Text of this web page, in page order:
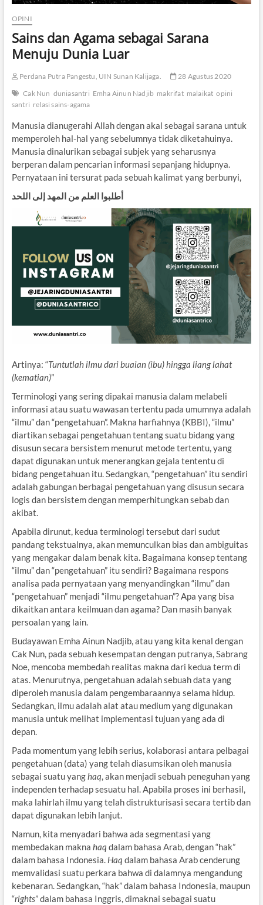
OPINI
Sains dan Agama sebagai Sarana
Menuju Dunia Luar
Perdana Putra Pangestu, UIN Sunan Kalijaga.
28 Agustus 2020
Cak Nun duniasantri Emha Ainun Nadjib makrifat malaikat opini
santri relasi sains-agama
Manusia dianugerahi Allah dengan akal sebagai sarana untuk
memperoleh hal-hal yang sebelumnya tidak diketahuinya.
Manusia dinalurikan sebagai subjek yang seharusnya
berperan dalam pencarian informasi sepanjang hidupnya.
Pernyataan ini tersurat pada sebuah kalimat yang berbunyi,
أطلبوا العلم من المهد إلى اللحد
Artinya: “Tuntutlah ilmu dari buaian (ibu) hingga liang lahat
(kematian)”
Terminologi yang sering dipakai manusia dalam melabeli
informasi atau suatu wawasan tertentu pada umumnya adalah
“ilmu” dan “pengetahuan”. Makna harfiahnya (KBBI), “ilmu”
diartikan sebagai pengetahuan tentang suatu bidang yang
disusun secara bersistem menurut metode tertentu, yang
dapat digunakan untuk menerangkan gejala tententu di
bidang pengetahuan itu. Sedangkan, “pengetahuan” itu sendiri
adalah gabungan berbagai pengetahuan yang disusun secara
logis dan bersistem dengan memperhitungkan sebab dan
akibat.
Apabila dirunut, kedua terminologi tersebut dari sudut
pandang tekstualnya, akan memunculkan bias dan ambiguitas
yang mengakar dalam benak kita. Bagaimana konsep tentang
“ilmu” dan “pengetahuan” itu sendiri? Bagaimana respons
analisa pada pernyataan yang menyandingkan “ilmu” dan
“pengetahuan” menjadi “ilmu pengetahuan”? Apa yang bisa
dikaitkan antara keilmuan dan agama? Dan masih banyak
persoalan yang lain.
Budayawan Emha Ainun Nadjib, atau yang kita kenal dengan
Cak Nun, pada sebuah kesempatan dengan putranya, Sabrang
Noe, mencoba membedah realitas makna dari kedua term di
atas. Menurutnya, pengetahuan adalah sebuah data yang
diperoleh manusia dalam pengembaraannya selama hidup.
Sedangkan, ilmu adalah alat atau medium yang digunakan
manusia untuk melihat implementasi tujuan yang ada di
depan.
Pada momentum yang lebih serius, kolaborasi antara pelbagai
pengetahuan (data) yang telah diasumsikan oleh manusia
sebagai suatu yanghaq, akan menjadi sebuah peneguhan yang
independen terhadap sesuatu hal. Apabila proses ini berhasil,
maka lahirlah ilmu yang telah distrukturisasi secara tertib dan
dapat digunakan lebih lanjut.
Namun, kita menyadari bahwa ada segmentasi yang
membedakan makna haq dalam bahasa Arab, dengan “hak”
dalam bahasa Indonesia. Haq dalam bahasa Arab cenderung
memvalidasi suatu perkara bahwa di dalamnya mengandung
kebenaran. Sedangkan, “hak” dalam bahasa Indonesia, maupun
“rights” dalam bahasa Inggris, dimaknai sebagai suatu